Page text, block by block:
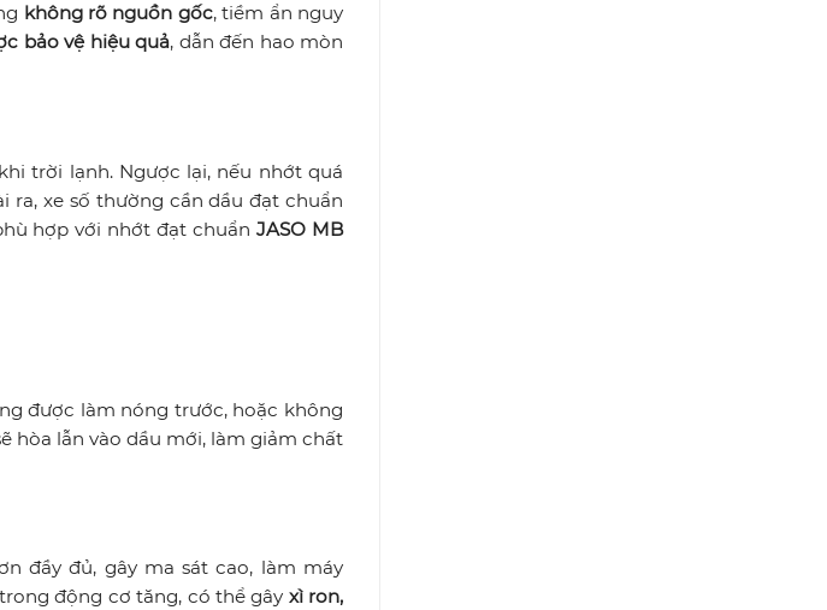
không rõ nguồn gốc, tiềm ẩn nguy
bảo vệ hiệu quả, dẫn đến hao mòn
trời lạnh. Ngược lại, nếu nhớt quá
ra, xe số thường cần dầu đạt chuẩn
hợp với nhớt đạt chuẩnJASO MB
được làm nóng trước, hoặc không
hòa lẫn vào dầu mới, làm giảm chất
đầy đủ, gây ma sát cao, làm máy
động cơ tăng, có thể gây xì ron,